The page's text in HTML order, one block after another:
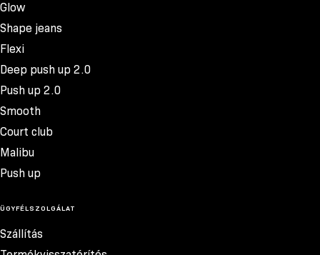
Glow
Shape jeans
Flexi
Deep push up 2.0
Push up 2.0
Smooth
Court club
Malibu
Push up
ÜGYFÉLSZOLGÁLAT
Szállítás